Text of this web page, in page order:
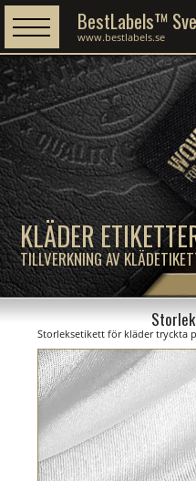
KLÄDER
TILLVERKNING AV
BestLabels™
www.bestlabels.se
Storleksetikett för kläder tryckta